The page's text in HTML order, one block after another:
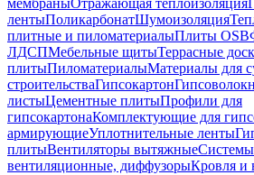
мембраныОтражающая теплоизоляция
лентыПоликарбонатШумоизоляция
плитные и пиломатериалыПлиты OSB
ЛДСПМебельные щитыТеррасные
плитыПиломатериалыМатериалы для
строительстваГипсокартон
листыЦементные плитыПрофили для
гипсокартонаКомплектующие для
армирующиеУплотнительные ленты
плитыВентиляторы вытяжныеСистемы
вентиляционные, диффузорыКровля и